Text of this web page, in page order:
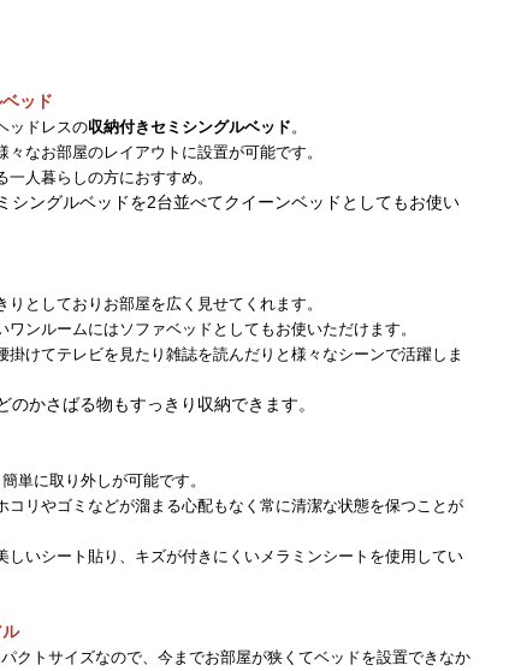
ッド
ッドレスの収納付きセミシングルベッド 。
なお部屋のレイアウトに設置が可能です。
人暮らしの方におすすめ。
シングルベッドを2台並べてクイーンベッドとしてもお使い
としておりお部屋を広く見せてくれます。
ンルームにはソファベッドとしてもお使いただけます。
けてテレビを見たり雑誌を読んだりと様々なシーンで活躍しま
かさばる物もすっきり収納できます。
単に取り外しが可能です。
コリやゴミなどが溜まる心配もなく常に清潔な状態を保つことが
いシート貼り、キズが付きにくいメラミンシートを使用してい
クトサイズなので、今までお部屋が狭くてベッドを設置できなか